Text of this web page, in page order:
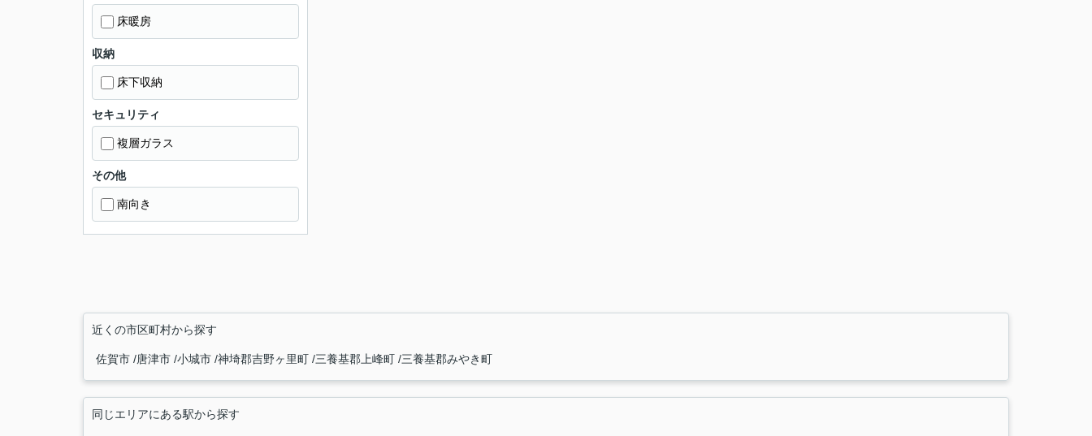
床暖房
収納
床下収納
セキュリティ
複層ガラス
その他
南向き
近くの市区町村から探す
佐賀市 唐津市 小城市 神埼郡吉野ヶ里町 三養基郡上峰町 三養基郡みやき町
同じエリアにある駅から探す